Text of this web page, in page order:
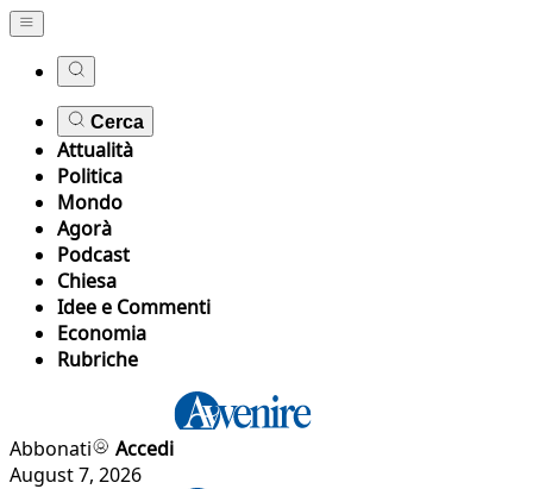
Cerca
Attualità
Politica
Mondo
Agorà
Podcast
Chiesa
Idee e Commenti
Economia
Rubriche
Abbonati
Accedi
August 7, 2026